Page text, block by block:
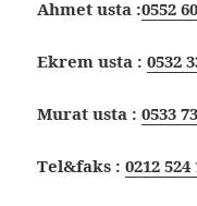
Ahmet usta :0552
Ekrem usta :0532
Murat usta :0533
Tel&faks :0212 524